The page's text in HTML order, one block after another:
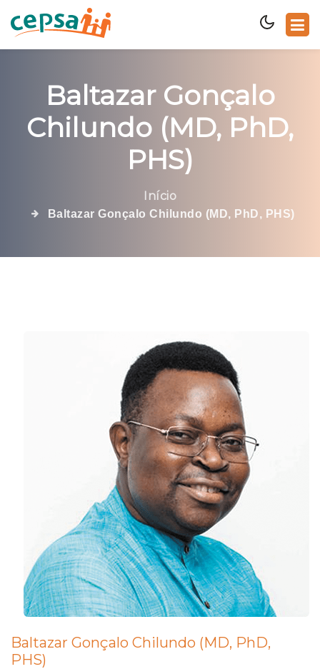
Baltazar Gonçalo
Chilundo (MD, PhD,
PHS)
Início
Baltazar Gonçalo Chilundo (MD, PhD, PHS)
Baltazar Gonçalo Chilundo (MD, PhD,
PHS)